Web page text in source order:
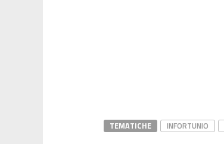
TEMATICHE INFORTUNIO